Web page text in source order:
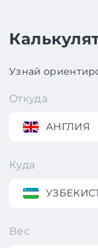
Узнай
Откуда
АНГЛИЯ
Куда
Вес